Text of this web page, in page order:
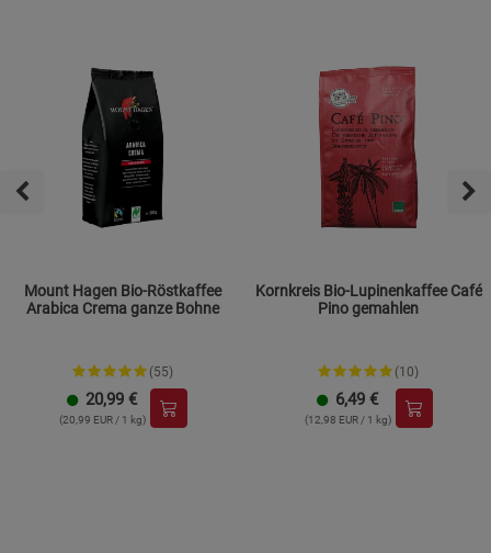
Mount Hagen Bio-Röstkaffee
Arabica Crema ganze Bohne
(55)
20,99 €
(20,99 EUR / 1 kg)
Kornkreis Bio-Lupinenkaffee Café
Pino gemahlen
(10)
6,49 €
(12,98 EUR / 1 kg)